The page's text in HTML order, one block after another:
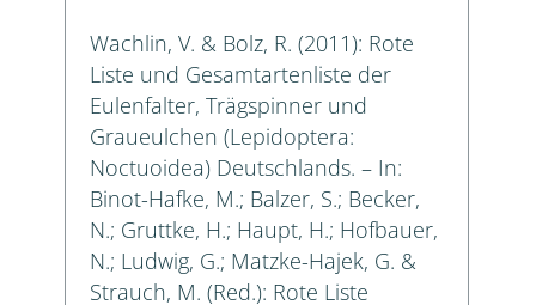
Wachlin, V. & Bolz, R. (2011): Rote
Liste und Gesamtartenliste der
Eulenfalter, Trägspinner und
Graueulchen (Lepidoptera:
Noctuoidea) Deutschlands. – In:
Binot-Hafke, M.; Balzer, S.; Becker,
N.; Gruttke, H.; Haupt, H.; Hofbauer,
N.; Ludwig, G.; Matzke-Hajek, G. &
Strauch, M. (Red.): Rote Liste